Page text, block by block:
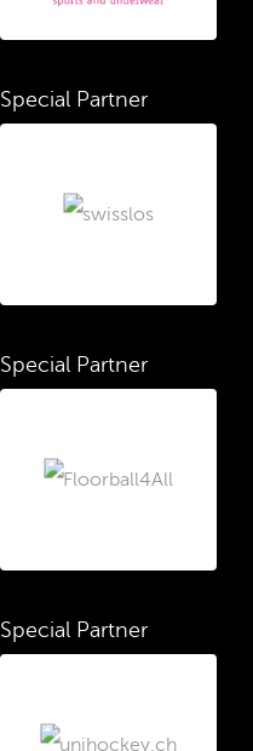
Special Partner
Special Partner
Special Partner